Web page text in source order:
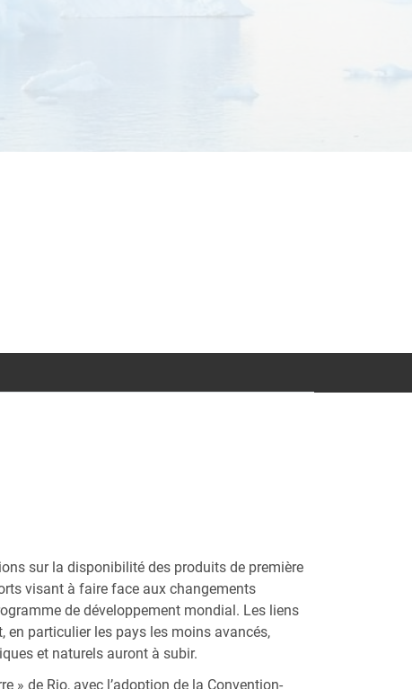
sur la disponibilité des produits de première
visant à faire face aux changements
de développement mondial. Les liens
en particulier les pays les moins avancés,
et naturels auront à subir.
» de Rio, avec l’adoption de la Convention-